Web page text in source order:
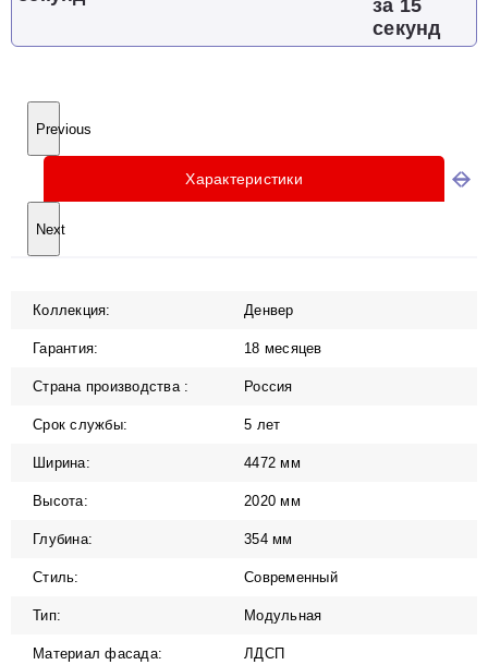
за 15
секунд
Previous
Характеристики
Next
Коллекция: Денвер
Гарантия: 18 месяцев
Страна производства : Россия
Срок службы: 5 лет
Ширина: 4472 мм
Высота: 2020 мм
Глубина: 354 мм
Стиль: Современный
Тип: Модульная
Материал фасада: ЛДСП